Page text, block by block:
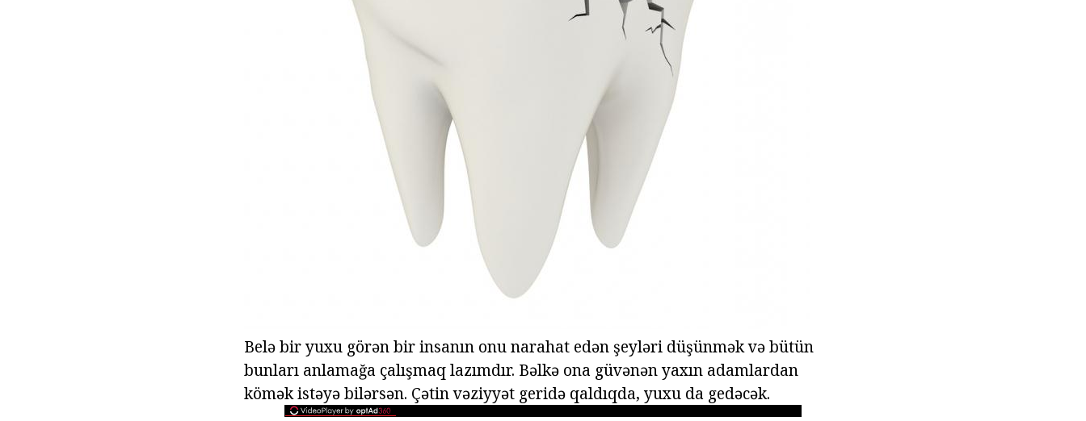
Belə bir yuxu görən bir insanın onu narahat edən şeyləri düşünmək və bütün
bunları anlamağa çalışmaq lazımdır. Bəlkə ona güvənən yaxın adamlardan
kömək istəyə bilərsən. Çətin vəziyyət geridə qaldıqda, yuxu da gedəcək.